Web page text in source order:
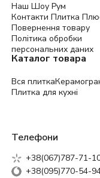
Наш Шоу Рум
Контакти Плитка
Повернення товару
Політика обробки
персональних даних
Каталог товара
Вся плитка
Плитка для кухні
Телефони
+38(067)787-71-
+38(095)770-54-